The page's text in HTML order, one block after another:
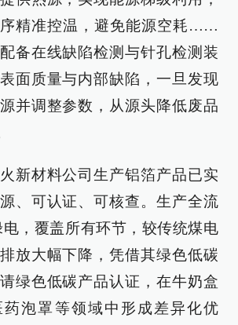
精准控温，避免能源空耗……
备在线缺陷检测与针孔检测装
面质量与内部缺陷，一旦发现
并调整参数，从源头降低废品
新材料公司生产铝箔产品已实
、可认证、可核查。生产全流
电，覆盖所有环节，较传统煤电
放大幅下降，凭借其绿色低碳
绿色低碳产品认证，在牛奶盒
药泡罩等领域中形成差异化优